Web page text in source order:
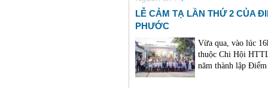
LỄ CẢM TẠ LẦN THỨ 2 CỦA
PHƯỚC
Vừa qua, vào lúc
thuộc Chi Hội
năm thành lập